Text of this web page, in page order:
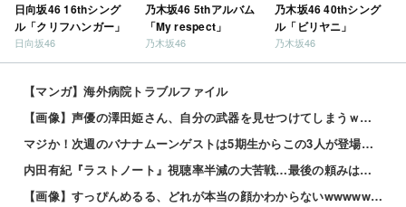
日向坂46 16thシング
ル「クリフハンガー」
日向坂46
乃木坂46 5thアルバム
「My respect」
乃木坂46
乃木坂46 40thシング
ル「ビリヤニ」
乃木坂46
【マンガ】海外病院トラブルファイル
【画像】声優の澤田姫さん、自分の武器を見せつけてしまうｗｗｗｗ
マジか！次週のバナナムーンゲストは5期生からこの3人が登場！！！【乃木坂46】
内田有紀『ラストノート』視聴率半減の大苦戦…最後の頼みは「優子劇場」坂井真紀の “猟奇的演技” が救...
【画像】すっぴんめるる、どれが本当の顔かわからないwwwww 他